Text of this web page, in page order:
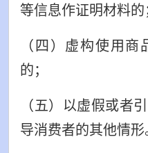
等信息作证明材料的
（四）虚构使用
的；
（五）以虚假或者
导消费者的其他情形